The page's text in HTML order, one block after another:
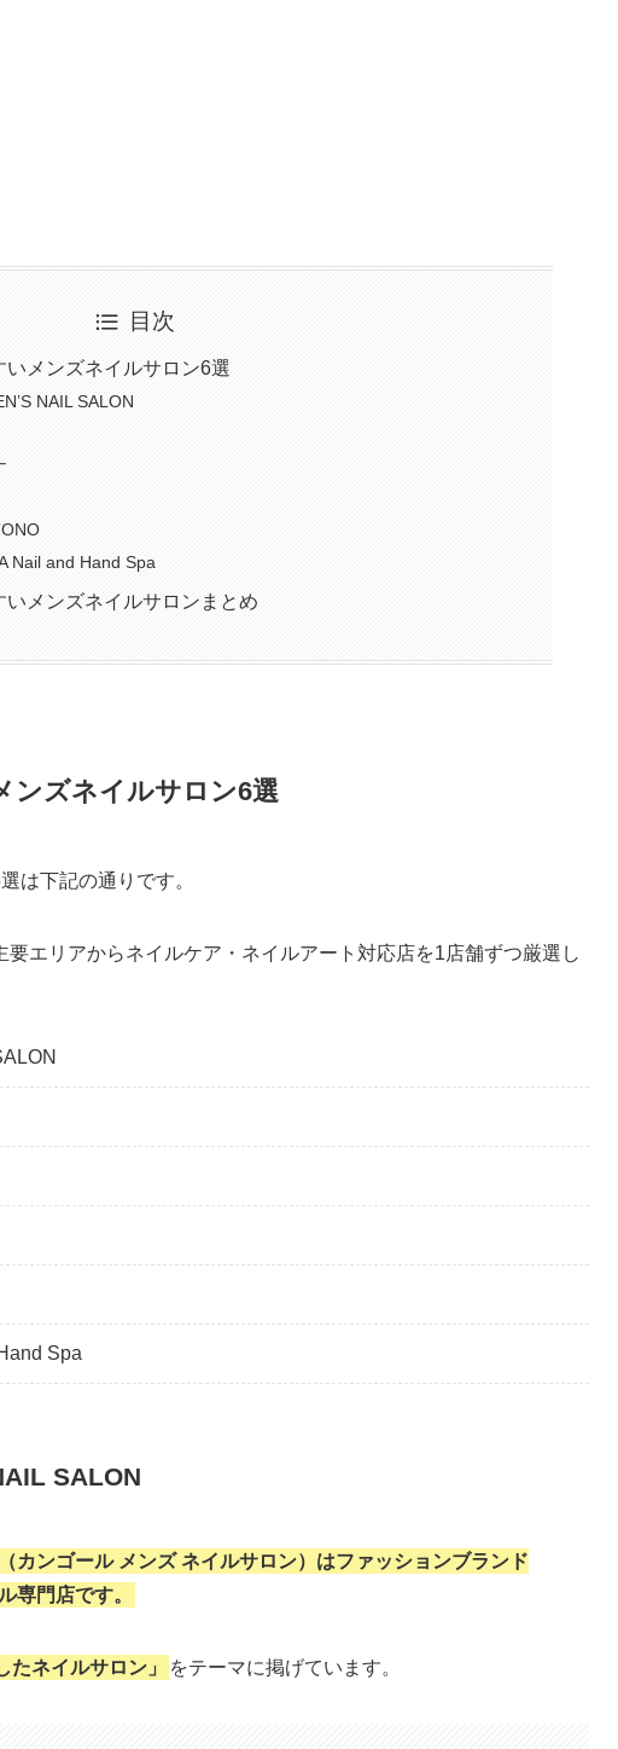
目次
メンズネイルサロン6選
NAIL SALON
Nail and Hand Spa
メンズネイルサロンまとめ
ンズネイルサロン6選
は下記の通りです。
要エリアからネイルケア・ネイルアート対応店を1店舗ずつ厳選し
Spa
SALON
カンゴール メンズ ネイルサロン）はファッションブランド
専門店です。
たネイルサロン」 をテーマに掲げています。